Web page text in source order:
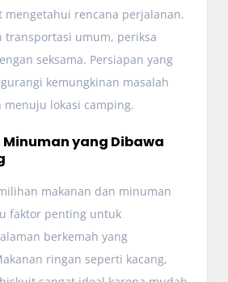
mengetahui rencana perjalanan.
transportasi umum, periksa
seksama. Persiapan yang
kemungkinan masalah
lokasi camping.
yang Dibawa
makanan dan minuman
faktor penting untuk
berkemah yang
ringan seperti kacang,